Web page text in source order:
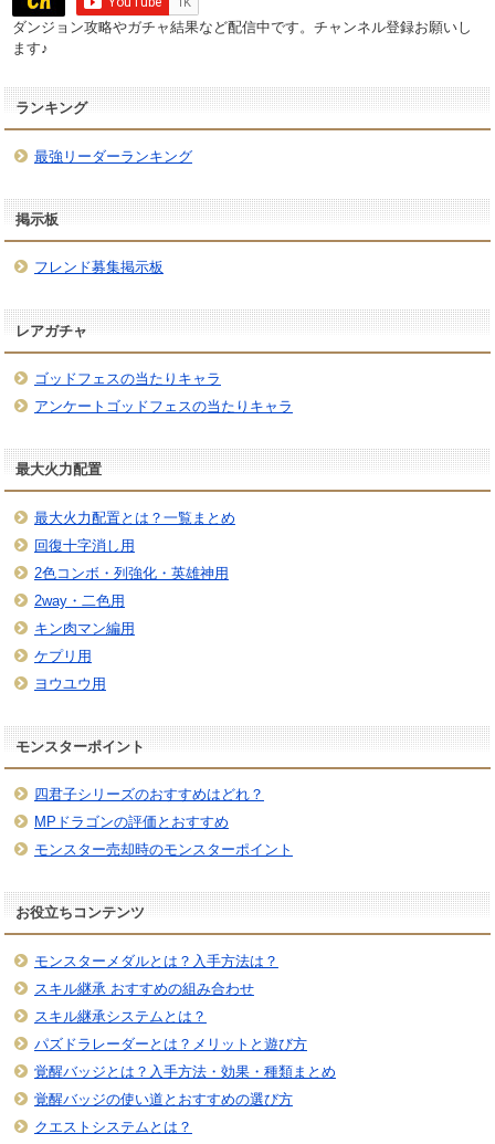
ダンジョン攻略やガチャ結果など配信中です。チャンネル登録お願いし
ます♪
ランキング
最強リーダーランキング
掲示板
フレンド募集掲示板
レアガチャ
ゴッドフェスの当たりキャラ
アンケートゴッドフェスの当たりキャラ
最大火力配置
最大火力配置とは？一覧まとめ
回復十字消し用
2色コンボ・列強化・英雄神用
2way・二色用
キン肉マン編用
ケプリ用
ヨウユウ用
モンスターポイント
四君子シリーズのおすすめはどれ？
MPドラゴンの評価とおすすめ
モンスター売却時のモンスターポイント
お役立ちコンテンツ
モンスターメダルとは？入手方法は？
スキル継承 おすすめの組み合わせ
スキル継承システムとは？
パズドラレーダーとは？メリットと遊び方
覚醒バッジとは？入手方法・効果・種類まとめ
覚醒バッジの使い道とおすすめの選び方
クエストシステムとは？